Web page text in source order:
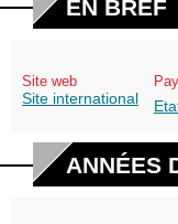
EN BREF
Site web
Site international
ANNÉES